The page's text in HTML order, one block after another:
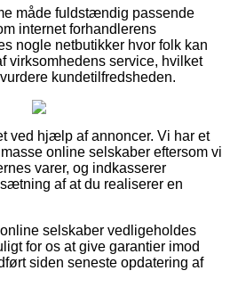
måde fuldstændig passende
internet forhandlerens
nogle netbutikker hvor folk kan
virksomhedens service, hvilket
kundetilfredsheden.
ved hjælp af annoncer. Vi har et
online selskaber eftersom vi
varer, og indkasserer
af at du realiserer en
selskaber vedligeholdes
for os at give garantier imod
siden seneste opdatering af